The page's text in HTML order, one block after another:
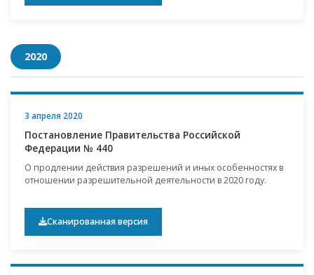
2020
3 апреля 2020
Постановление Правительства Российской
Федерации № 440
О продлении действия разрешений и иных особенностях в
отношении разрешительной деятельности в 2020 году.
Сканированная версия